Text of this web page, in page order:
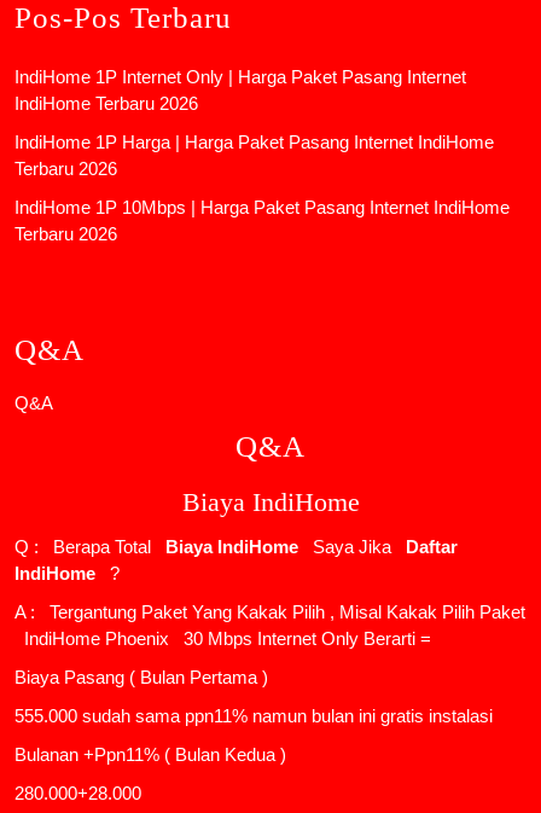
Pos-Pos Terbaru
IndiHome 1P Internet Only | Harga Paket Pasang Internet
IndiHome Terbaru 2026
IndiHome 1P Harga | Harga Paket Pasang Internet IndiHome
Terbaru 2026
IndiHome 1P 10Mbps | Harga Paket Pasang Internet IndiHome
Terbaru 2026
Q&A
Q&A
Q&A
Biaya IndiHome
Q : Berapa Total Biaya IndiHome Saya Jika
Daftar
IndiHome
?
A : Tergantung Paket Yang Kakak Pilih , Misal Kakak Pilih Paket
IndiHome Phoenix
30 Mbps Internet Only Berarti =
Biaya Pasang ( Bulan Pertama )
555.000 sudah sama ppn11% namun bulan ini gratis instalasi
Bulanan +Ppn11% ( Bulan Kedua )
280.000+28.000